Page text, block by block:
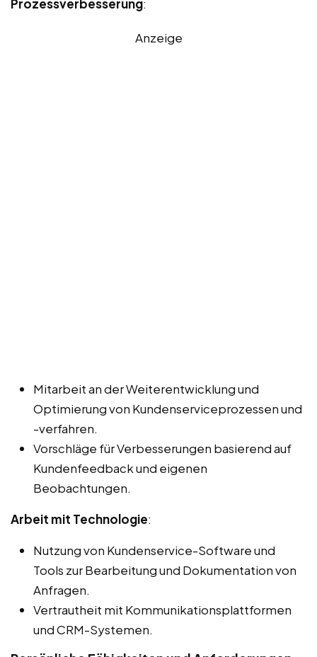
Prozessverbesserung:
Anzeige
Mitarbeit an der Weiterentwicklung und
Optimierung von Kundenserviceprozessen und
-verfahren.
Vorschläge für Verbesserungen basierend auf
Kundenfeedback und eigenen
Beobachtungen.
Arbeit mit Technologie:
Nutzung von Kundenservice-Software und
Tools zur Bearbeitung und Dokumentation von
Anfragen.
Vertrautheit mit Kommunikationsplattformen
und CRM-Systemen.